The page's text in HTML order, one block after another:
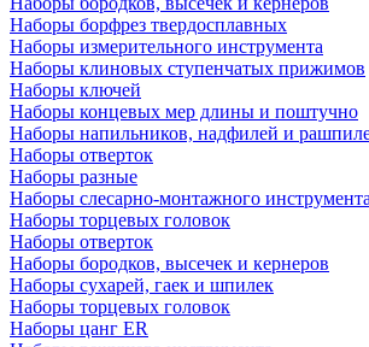
Наборы борфрез твердосплавных
Наборы измерительного инструмента
Наборы клиновых ступенчатых прижимов
Наборы ключей
Наборы концевых мер длины и поштучно
Наборы напильников, надфилей и
Наборы отверток
Наборы разные
Наборы слесарно-монтажного инструмента
Наборы торцевых головок
Наборы отверток
Наборы бородков, высечек и кернеров
Наборы сухарей, гаек и шпилек
Наборы торцевых головок
Наборы цанг ER